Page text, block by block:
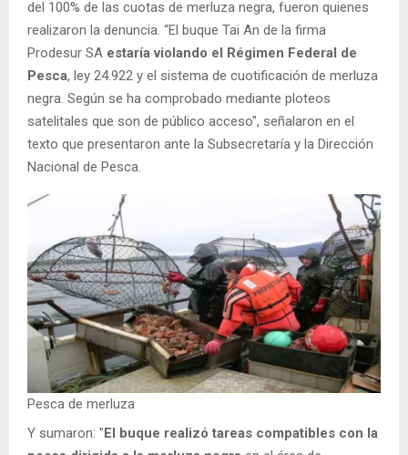
del 100% de las cuotas de merluza negra, fueron quienes
realizaron la denuncia. “El buque Tai An de la firma
Prodesur SA estaría violando el Régimen Federal de
Pesca, ley 24.922 y el sistema de cuotificación de merluza
negra. Según se ha comprobado mediante ploteos
satelitales que son de público acceso", señalaron en el
texto que presentaron ante la Subsecretaría y la Dirección
Nacional de Pesca.
Pesca de merluza
Y sumaron: "El buque realizó tareas compatibles con la